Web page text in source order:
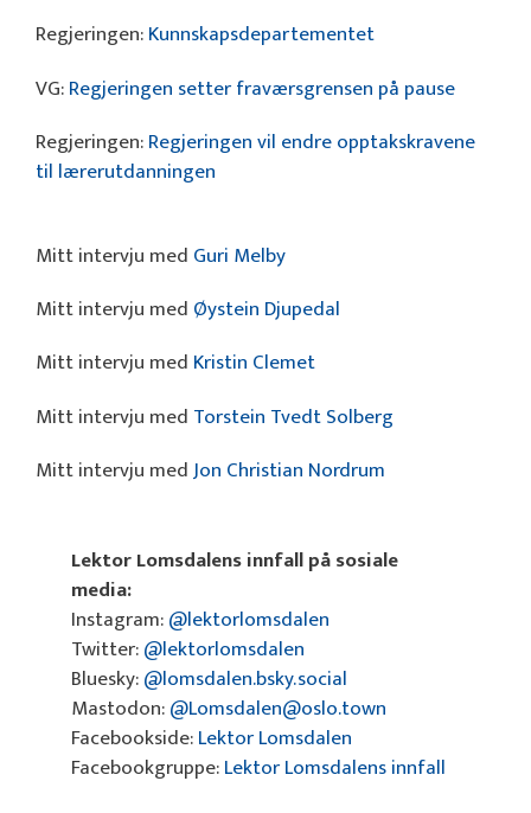
Regjeringen:Kunnskapsdepartementet
VG:Regjeringen setter fraværsgrensen på pause
Regjeringen:Regjeringen vil endre opptakskravene
til lærerutdanningen
Mitt intervju med Guri Melby
Mitt intervju med Øystein Djupedal
Mitt intervju med Kristin Clemet
Mitt intervju med Torstein Tvedt Solberg
Mitt intervju medJon Christian Nordrum
Lektor Lomsdalens innfall på sosiale
media:
Instagram:@lektorlomsdalen
Twitter:@lektorlomsdalen
Bluesky:@lomsdalen.bsky.social
Mastodon:@Lomsdalen@oslo.town
Facebookside:Lektor Lomsdalen
Facebookgruppe:Lektor Lomsdalens innfall